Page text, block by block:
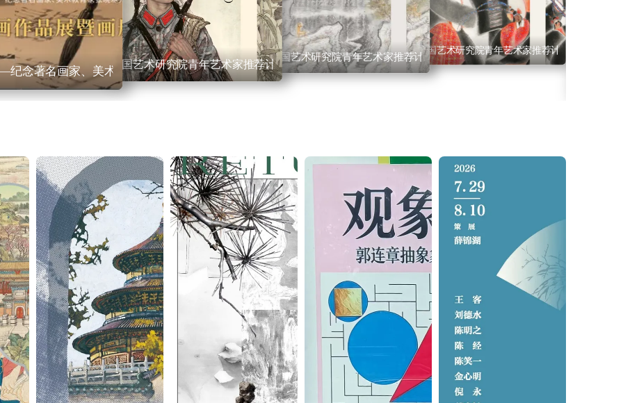
念著名画家、美术教育家张晓寒先生诞辰100周年系列作品展 卢乾、林生山水画作品展暨画册出版发布会 鹭潮松风
中国艺术研究院青年艺术家推荐计划（第二批）·刘少宁
中国艺术研究院青年艺术家推荐计划（第二批）·韩昊
中国艺术研究院青年艺术家推荐计划（第二批）